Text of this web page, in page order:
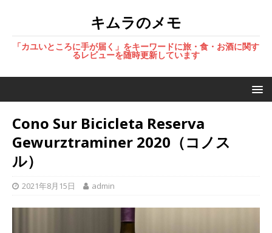
キムラのメモ
「カユいところに手が届く」をキーワードに旅・食・お酒に関す
るレビューを随時更新しています
Cono Sur Bicicleta Reserva
Gewurztraminer 2020（コノス
ル）
2021年8月15日 admin